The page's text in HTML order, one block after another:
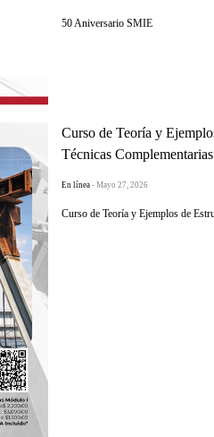
50 Aniversario SMIE
Curso de Teoría y
Técnicas
En línea - Mayo 27, 2026
Curso de Teoría y Ejemplos de